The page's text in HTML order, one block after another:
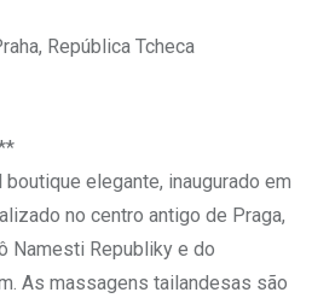
República Tcheca
elegante, inaugurado em
no centro antigo de Praga,
Namesti Republiky e do
As massagens tailandesas são